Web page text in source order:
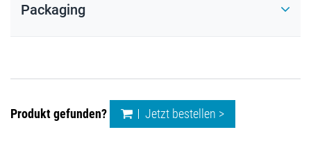
Packaging
Produkt gefunden? Jetzt bestellen >